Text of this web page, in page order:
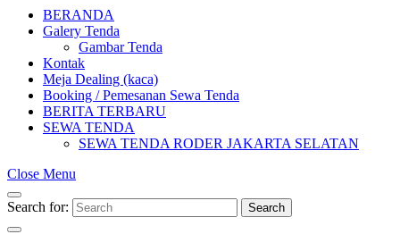
BERANDA
Galery Tenda
Gambar Tenda
Kontak
Meja Dealing (kaca)
Booking / Pemesanan Sewa Tenda
BERITA TERBARU
SEWA TENDA
SEWA TENDA RODER JAKARTA SELATAN
Close Menu
Search for: Search